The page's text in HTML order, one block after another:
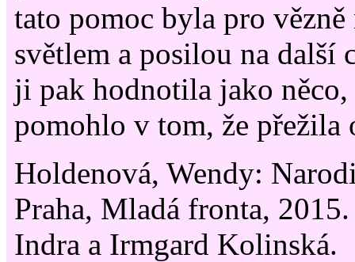
tato pomoc byla pro vězně
světlem a posilou na další
ji pak hodnotila jako
pomohlo v tom, že přežila
Holdenová, Wendy:
Praha, Mladá fronta,
Indra a Irmgard Kolinská.